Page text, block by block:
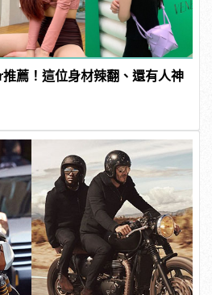
薦！這位身材辣翻、還有人神